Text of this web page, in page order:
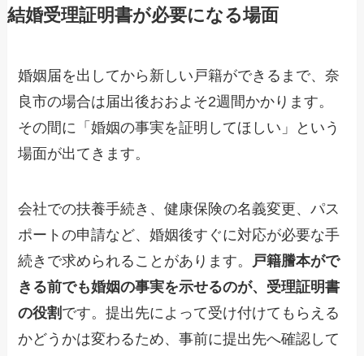
結婚受理証明書が必要になる場面
婚姻届を出してから新しい戸籍ができるまで、奈
良市の場合は届出後おおよそ2週間かかります。
その間に「婚姻の事実を証明してほしい」という
場面が出てきます。
会社での扶養手続き、健康保険の名義変更、パス
ポートの申請など、婚姻後すぐに対応が必要な手
続きで求められることがあります。 戸籍謄本がで
きる前でも婚姻の事実を示せるのが、受理証明書
の役割 です。提出先によって受け付けてもらえる
かどうかは変わるため、事前に提出先へ確認して